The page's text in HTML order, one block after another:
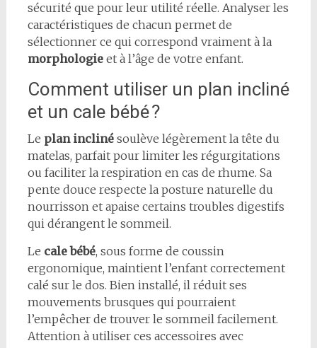
sécurité que pour leur utilité réelle. Analyser les
caractéristiques de chacun permet de
sélectionner ce qui correspond vraiment à la
morphologieet à l’âge de votre enfant.
Comment utiliser un plan incliné
et un cale bébé ?
Le plan inclinésoulève légèrement la tête du
matelas, parfait pour limiter les régurgitations
ou faciliter la respiration en cas de rhume. Sa
pente douce respecte la posture naturelle du
nourrisson et apaise certains troubles digestifs
qui dérangent le sommeil.
Le cale bébé, sous forme de coussin
ergonomique, maintient l’enfant correctement
calé sur le dos. Bien installé, il réduit ses
mouvements brusques qui pourraient
l’empêcher de trouver le sommeil facilement.
Attention à utiliser ces accessoires avec